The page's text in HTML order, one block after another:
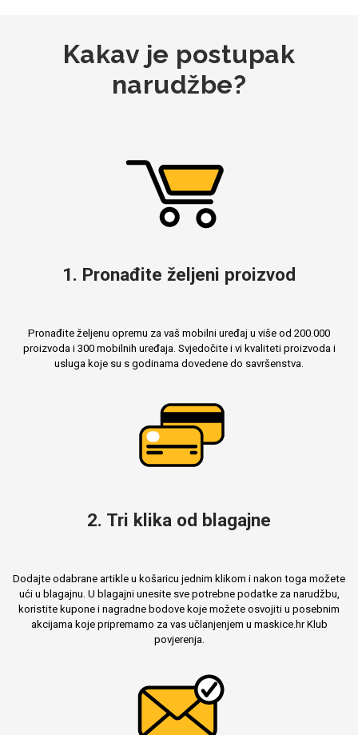
Kakav je postupak
narudžbe?
1. Pronađite željeni proizvod
Pronađite željenu opremu za vaš mobilni uređaj u više od 200.000
proizvoda i 300 mobilnih uređaja. Svjedočite i vi kvaliteti proizvoda i
usluga koje su s godinama dovedene do savršenstva.
2. Tri klika od blagajne
Dodajte odabrane artikle u košaricu jednim klikom i nakon toga možete
ući u blagajnu. U blagajni unesite sve potrebne podatke za narudžbu,
koristite kupone i nagradne bodove koje možete osvojiti u posebnim
akcijama koje pripremamo za vas učlanjenjem u maskice.hr Klub
povjerenja.
MarbleMania
Crtani filmovi